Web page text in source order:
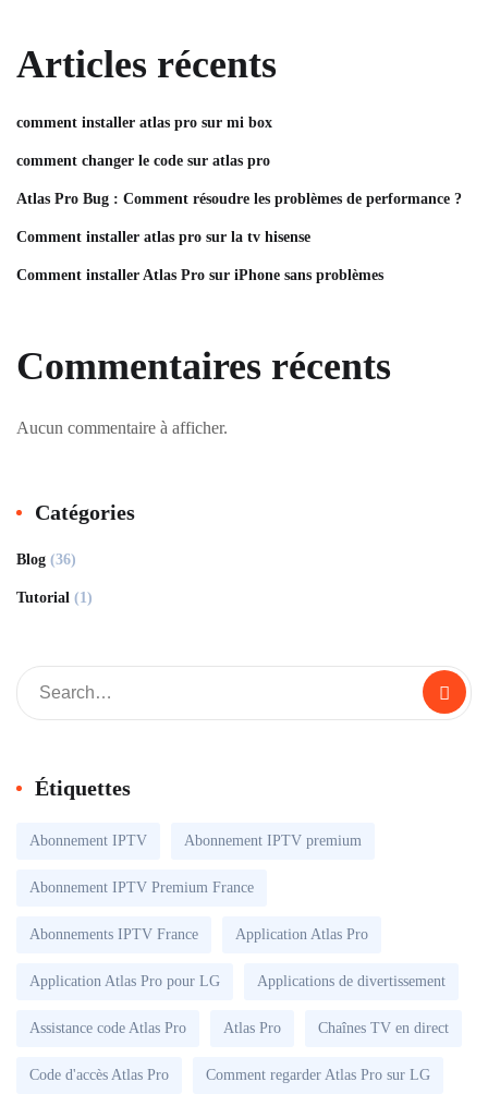
Articles récents
comment installer atlas pro sur mi box
comment changer le code sur atlas pro
Atlas Pro Bug : Comment résoudre les problèmes de performance ?
Comment installer atlas pro sur la tv hisense
Comment installer Atlas Pro sur iPhone sans problèmes
Commentaires récents
Aucun commentaire à afficher.
Catégories
Blog (36)
Tutorial (1)
Étiquettes
Abonnement IPTV Abonnement IPTV premium
Abonnement IPTV Premium France
Abonnements IPTV France Application Atlas Pro
Application Atlas Pro pour LG Applications de divertissement
Assistance code Atlas Pro Atlas Pro Chaînes TV en direct
Code d'accès Atlas Pro Comment regarder Atlas Pro sur LG